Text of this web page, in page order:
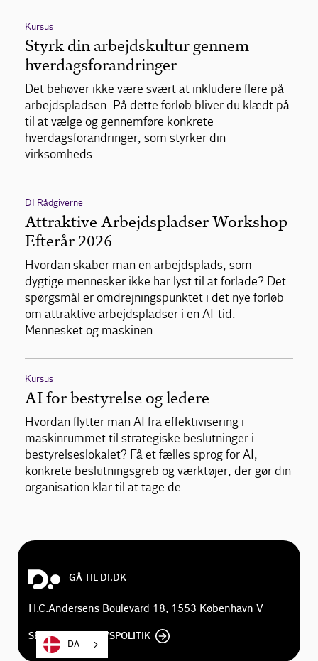
Kursus
Styrk din arbejdskultur gennem
hverdagsforandringer
Det behøver ikke være svært at inkludere flere på
arbejdspladsen. På dette forløb bliver du klædt på
til at vælge og gennemføre konkrete
hverdagsforandringer, som styrker din
virksomheds…
DI Rådgiverne
Attraktive Arbejdspladser Workshop
Efterår 2026
Hvordan skaber man en arbejdsplads, som
dygtige mennesker ikke har lyst til at forlade? Det
spørgsmål er omdrejningspunktet i det nye forløb
om attraktive arbejdspladser i en AI-tid:
Mennesket og maskinen.
Kursus
AI for bestyrelse og ledere
Hvordan flytter man AI fra effektivisering i
maskinrummet til strategiske beslutninger i
bestyrelseslokalet? Få et fælles sprog for AI,
konkrete beslutningsgreb og værktøjer, der gør din
organisation klar til at tage de…
GÅ TIL DI.DK
H.C.Andersens Boulevard 18, 1553 København V
SE DI'S PRIVATLIVSPOLITIK
DA